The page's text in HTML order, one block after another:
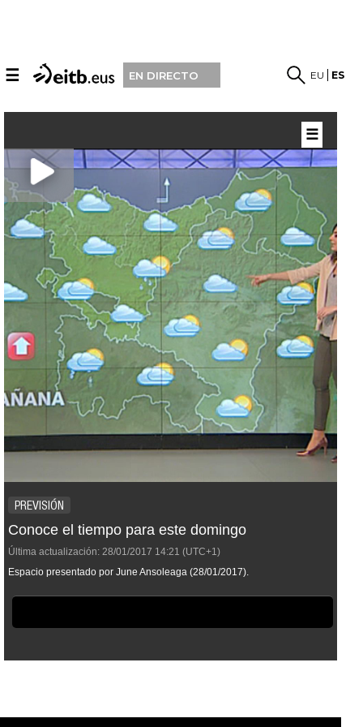
☰ EN DIRECTO EU ES
PREVISIÓN
Conoce el tiempo para este domingo
Última actualización: 28/01/2017 14:21 (UTC+1)
Espacio presentado por June Ansoleaga (28/01/2017).
☰